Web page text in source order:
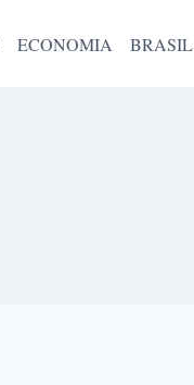
ECONOMIA BRASIL